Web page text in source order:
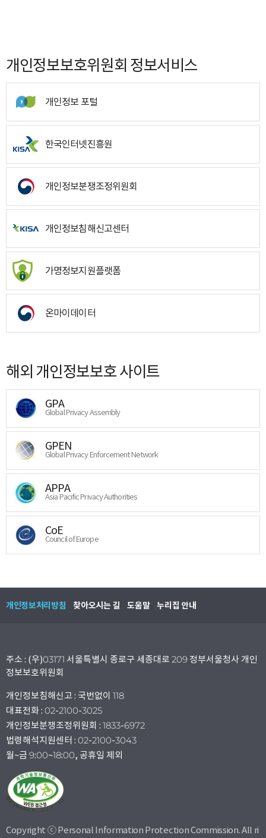
개인정보보호위원회 정보서비스
개인정보 포털
한국인터넷진흥원
개인정보분쟁조정위원회
개인정보침해신고센터
가명정보지원플랫폼
온마이데이터
해외 개인정보보호 사이트
GPA
Global Privacy Assembly
GPEN
Global Privacy Enforcement Network
APPA
Asia Pacific Privacy Authorities
CoE
Council of Europe
개인정보처리방침 찾아오시는 길 도움말 누리집 안내
주소 : (우)03171 서울특별시 종로구 세종대로 209 정부서울청사 개인
정보보호위원회
개인정보침해신고 : 국번없이 118
대표전화 : 02-2100-3025
개인정보분쟁조정위원회 : 1833-6972
법령해석지원센터 : 02-2100-3043
월~금 9:00~18:00, 공휴일 제외
Copyright ⓒ Personal Information Protection Commission. All ri